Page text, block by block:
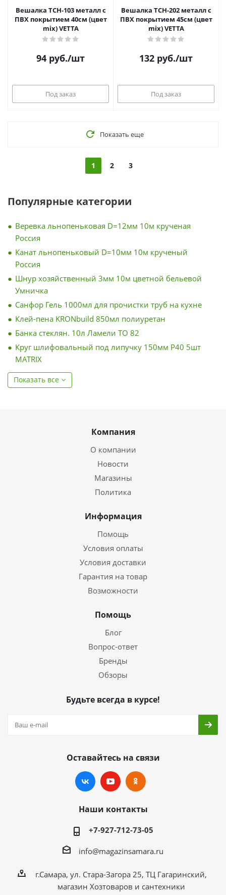
Вешалка TCH-103 металл с
ПВХ покрытием 40см (цвет
mix) VETTA
94 руб./шт
Под заказ
Вешалка TCH-202 металл с
ПВХ покрытием 45см (цвет
mix) VETTA
132 руб./шт
Под заказ
Показать еще
1 2 3
Популярные категории
Веревка льнопеньковая D=12мм 10м крученая
Россия
Канат льнопеньковый D=10мм 10м крученый
Россия
Шнур хозяйственный 3мм 10м цветной бельевой
Умничка
Санфор Гель 1000мл для прочистки труб на кухне
Клей-пена KRONbuild 850мл полиуретан
Банка стеклян. 10л Ламели ТО 82
Круг шлифовальный под липучку 150мм Р40 5шт
MATRIX
Показать все
Компания
О компании
Новости
Магазины
Политика
Информация
Помощь
Условия оплаты
Условия доставки
Гарантия на товар
Возможности
Помощь
Блог
Вопрос-ответ
Бренды
Обзоры
Будьте всегда в курсе!
Оставайтесь на связи
Наши контакты
+7-927-712-73-05
info@magazinsamara.ru
г.Самара, ул. Стара-Загора 25, ТЦ Гагаринский,
магазин Хозтоваров и сантехники